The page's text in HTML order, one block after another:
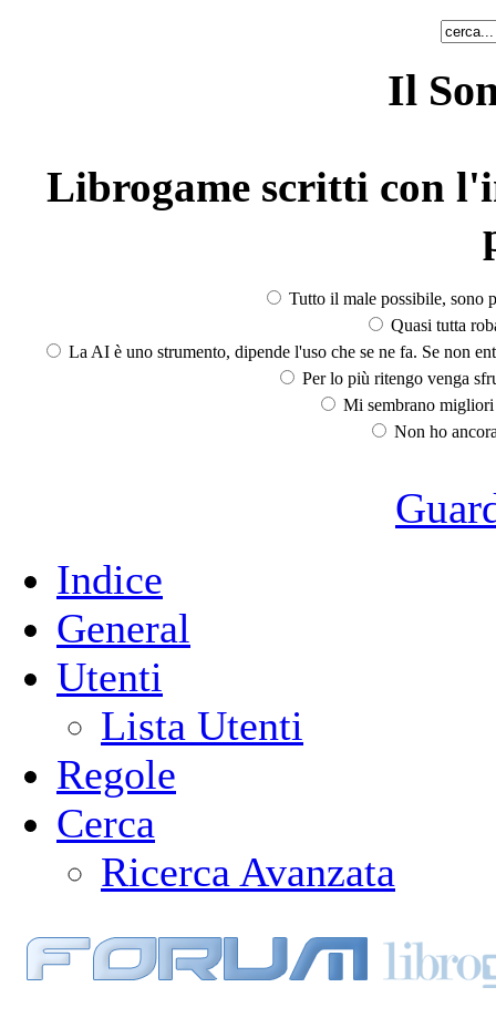
Il
Librogame scritti con
Tutto il male possibile, sono
Quasi tutta
La AI è uno strumento, dipende l'uso che se ne fa. Se non
Per lo più ritengo venga
Mi sembrano
Non ho
Indice
General
Utenti
Lista Utenti
Regole
Cerca
Ricerca Avanzata